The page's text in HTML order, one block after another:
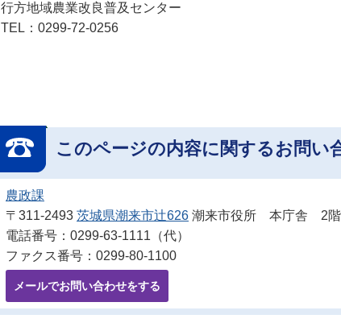
行方地域農業改良普及センター
TEL：0299-72-0256
このページの内容に関するお問い
農政課
〒311-2493 茨城県潮来市辻626 潮来市役所 本庁舎 2階
電話番号：0299-63-1111（代）
ファクス番号：0299-80-1100
メールでお問い合わせをする